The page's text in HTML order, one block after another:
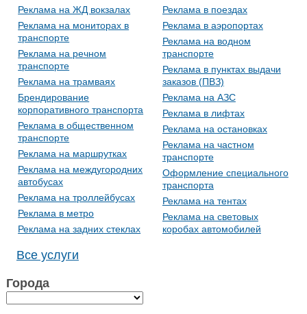
Реклама на ЖД вокзалах
Реклама на мониторах в
транспорте
Реклама на речном
транспорте
Реклама на трамваях
Брендирование
корпоративного транспорта
Реклама в общественном
транспорте
Реклама на маршрутках
Реклама на междугородних
автобусах
Реклама на троллейбусах
Реклама в метро
Реклама на задних стеклах
Реклама в поездах
Реклама в аэропортах
Реклама на водном
транспорте
Реклама в пунктах выдачи
заказов (ПВЗ)
Реклама на АЗС
Реклама в лифтах
Реклама на остановках
Реклама на частном
транспорте
Оформление специального
транспорта
Реклама на тентах
Реклама на световых
коробах автомобилей
Все услуги
Города